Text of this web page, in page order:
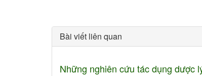
Bài viết liên quan
Những nghiên cứu tác dụng dược